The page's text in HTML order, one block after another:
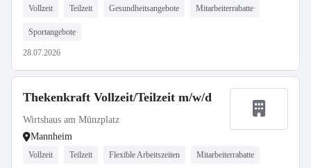
Vollzeit Teilzeit Gesundheitsangebote Mitarbeiterrabatte
Sportangebote
28.07.2026
Thekenkraft Vollzeit/Teilzeit m/w/d
Wirtshaus am Münzplatz
Mannheim
Vollzeit Teilzeit Flexible Arbeitszeiten Mitarbeiterrabatte